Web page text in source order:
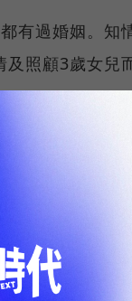
有過婚姻。知
照顧3歲女兒
納翰要求金額
她是在懷孕
創辦網路搜
退出Google